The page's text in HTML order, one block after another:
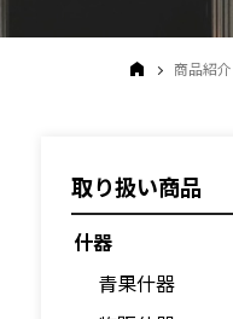
商品紹介
取り扱い商品
什器
青果什器